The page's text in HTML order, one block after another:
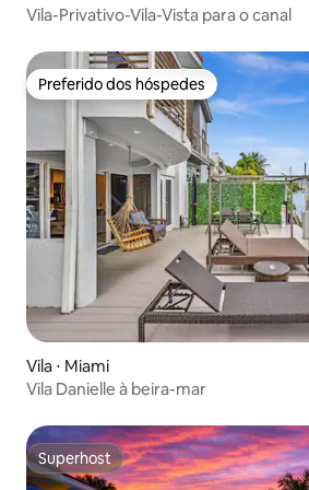
Vila-Privativo-Vila-Vista para o canal
Preferido dos hóspedes
Preferido dos hóspedes
Vila ⋅ Miami
Vila Danielle à beira-mar
Superhost
Superhost